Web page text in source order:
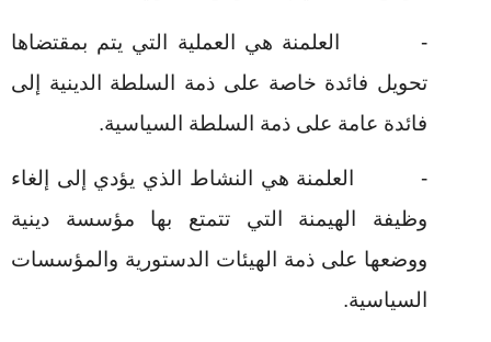
-
العلمنة هي العملية التي يتم بمقتضاها
تحويل فائدة خاصة على ذمة السلطة الدينية إلى
فائدة عامة على ذمة السلطة السياسية.
-
العلمنة هي النشاط الذي يؤدي إلى إلغاء
وظيفة الهيمنة التي تتمتع بها مؤسسة دينية
ووضعها على ذمة الهيئات الدستورية والمؤسسات
السياسية.